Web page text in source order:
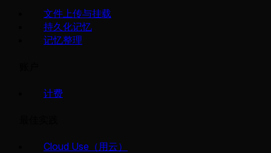
文件上传与挂载
持久化记忆
记忆整理
计费
Cloud Use（用云）